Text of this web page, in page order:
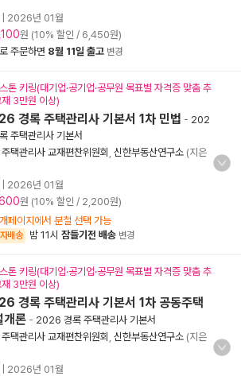
2026년 01월
원 (10% 할인 / 6,450원)
로 주문하면 8월 11일 출고 변경
톤 키링(대기업·공기업·공무원 목표별 자격증 맞춤 추
3만원 이상)
경록 주택관리사 기본서 1차 민법 - 202
주택관리사 기본서
택관리사 교재편찬위원회 신한부동산연구소 (지은
2026년 01월
원 (10% 할인 / 2,200원)
페이지에서 분철 선택 가능
배송 밤 11시 잠들기전 배송 변경
톤 키링(대기업·공기업·공무원 목표별 자격증 맞춤 추
3만원 이상)
경록 주택관리사 기본서 1차 공동주택
개론 - 2026 경록 주택관리사 기본서
택관리사 교재편찬위원회 신한부동산연구소 (지은
2026년 01월